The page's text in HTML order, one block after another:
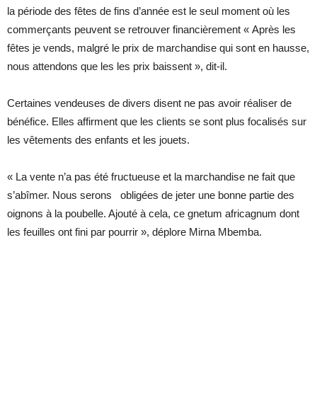
la période des fêtes de fins d’année est le seul moment où les
commerçants peuvent se retrouver financièrement « Après les
fêtes je vends, malgré le prix de marchandise qui sont en hausse,
nous attendons que les les prix baissent », dit-il.
Certaines vendeuses de divers disent ne pas avoir réaliser de
bénéfice. Elles affirment que les clients se sont plus focalisés sur
les vêtements des enfants et les jouets.
« La vente n’a pas été fructueuse et la marchandise ne fait que
s’abîmer. Nous serons obligées de jeter une bonne partie des
oignons à la poubelle. Ajouté à cela, ce gnetum africagnum dont
les feuilles ont fini par pourrir », déplore Mirna Mbemba.